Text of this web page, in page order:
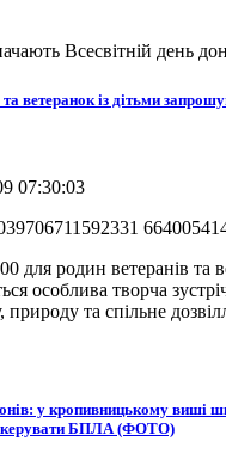
Всесвітній день
ветеранок із дітьми
07:30:03
для родин ветеранів та
особлива творча
природу та спільне
у кропивницькому виші
керувати БПЛА (ФОТО)